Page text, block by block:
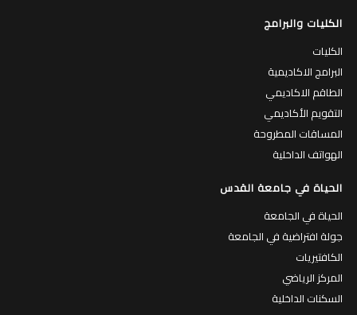
الكليات والبرامج
الكليات
البرامج الاكاديمية
الطاقم الاكاديمي
التقويم الأكاديمي
المساقات المطروحة
الهواتف الداخلية
الحياة في جامعة القدس
الحياة في الجامعة
جولة افتراضية في الجامعة
الكافتيريات
المركز الرياضي
السكنات الداخلية